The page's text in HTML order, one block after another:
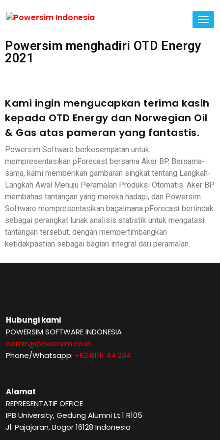
Powersim menghadiri OTD Energy
2021
Kami ingin mengucapkan terima kasih
kepada OTD Energy dan Norwegian Oil
& Gas atas pameran yang fantastis.
Powersim Software berkesempatan untuk
mempresentasikan pForecast bersama Aker BP. Bersama-
sama, kami memberikan gambaran singkat tentang Langkah-
Langkah Awal Menuju Peramalan Produksi Otomatis. Aker BP
membahas tantangan yang mereka hadapi, dan Powersim
Software mempresentasikan bagaimana pForecast bertindak
sebagai perangkat lunak analisis statistik untuk mengatasi
tantangan tersebut, dengan mempertimbangkan
ketidakpastian sebagai bagian integral dari peramalan.
Hubungi kami
POWERSIM SOFTWARE INDONESIA
admin@powersim.co.id
Phone/Whatsapp: +62 81111 44 234
Alamat
REPRESENTATIF OFFICE
IPB University, Gedung Alumni Lt.1 R105
Jl. Pajajaran, Bogor 16128 Indonesia